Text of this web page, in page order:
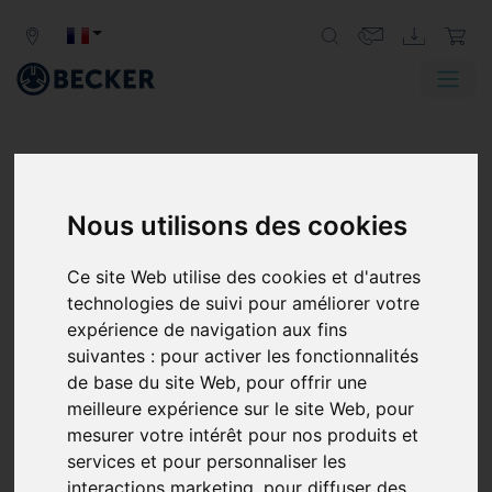
Nous utilisons des cookies
Ce site Web utilise des cookies et d'autres
technologies de suivi pour améliorer votre
expérience de navigation aux fins
suivantes : pour activer les fonctionnalités
de base du site Web, pour offrir une
meilleure expérience sur le site Web, pour
mesurer votre intérêt pour nos produits et
services et pour personnaliser les
interactions marketing, pour diffuser des